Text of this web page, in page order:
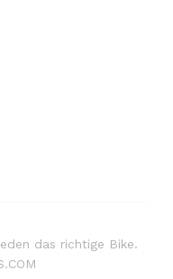
das richtige Bike.